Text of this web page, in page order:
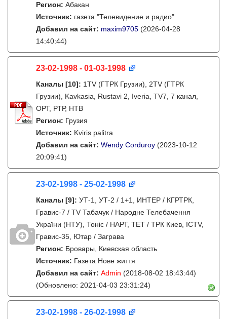
Регион: Абакан
Источник: газета "Телевидение и радио"
Добавил на сайт: maxim9705 (2026-04-28
14:40:44)
23-02-1998 - 01-03-1998
Каналы [10]: 1TV (ГТРК Грузии), 2TV (ГТРК
Грузии), Kavkasia, Rustavi 2, Iveria, TV7, 7 канал,
ОРТ, РТР, НТВ
Регион: Грузия
Источник: Kviris palitra
Добавил на сайт: Wendy Corduroy (2023-10-12
20:09:41)
23-02-1998 - 25-02-1998
Каналы [9]: УТ-1, УТ-2 / 1+1, ИНТЕР / КГРТРК,
Гравис-7 / TV Табачук / Народне Телебачення
України (НТУ), Тонiс / НАРТ, ТЕТ / ТРК Киев, ICTV,
Гравис-35, Ютар / Заграва
Регион: Бровары, Киевская область
Источник: Газета Нове життя
Добавил на сайт: Admin (2018-08-02 18:43:44)
(Обновлено: 2021-04-03 23:31:24)
23-02-1998 - 26-02-1998